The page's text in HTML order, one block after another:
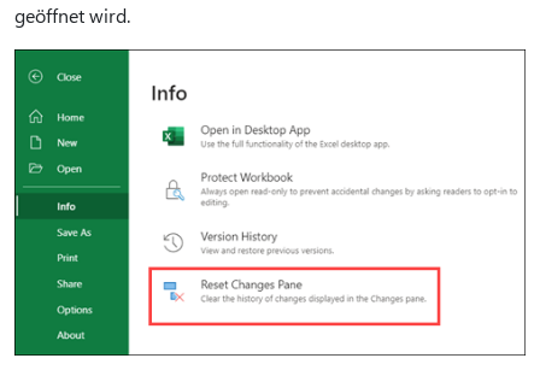
geöffnet wird.